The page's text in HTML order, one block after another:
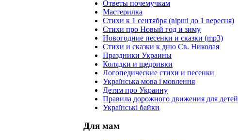
Ответы почемучкам
Мастерилка
Стихи к 1 сентября (вірші до 1 вересня)
Стихи про Новый год и зиму
Новогодние песенки и сказки (mp3)
Стихи и сказки к дню Св. Николая
Праздники Украины
Колядки и щедривки
Логопедические стихи и песенки
Українська мова і мовлення
Детям про Украину
Правила дорожного движения для детей
Українські байки
Для мам